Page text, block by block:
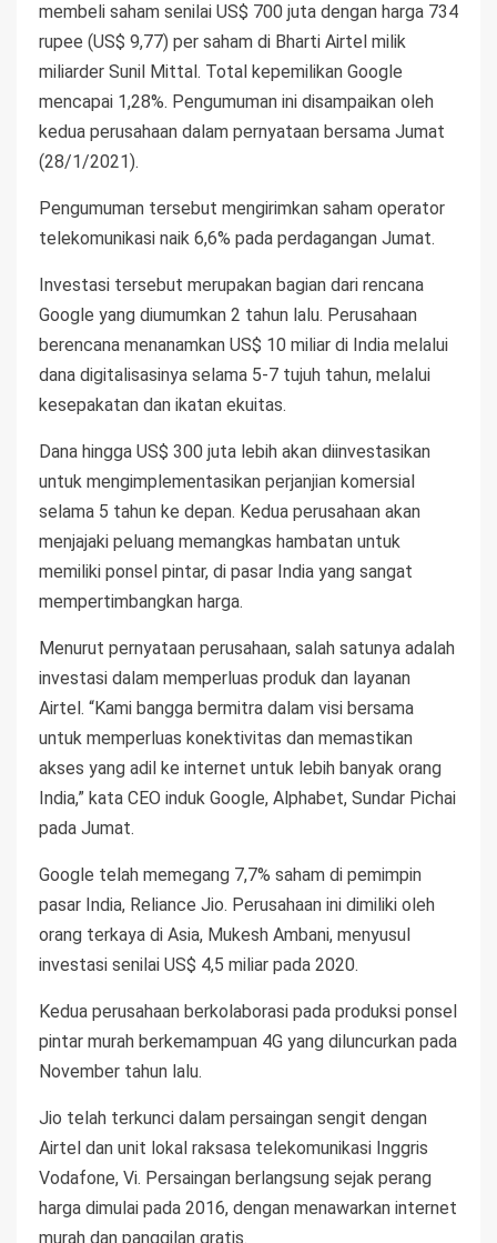
membeli saham senilai US$ 700 juta dengan harga 734
rupee (US$ 9,77) per saham di Bharti Airtel milik
miliarder Sunil Mittal. Total kepemilikan Google
mencapai 1,28%. Pengumuman ini disampaikan oleh
kedua perusahaan dalam pernyataan bersama Jumat
(28/1/2021).
Pengumuman tersebut mengirimkan saham operator
telekomunikasi naik 6,6% pada perdagangan Jumat.
Investasi tersebut merupakan bagian dari rencana
Google yang diumumkan 2 tahun lalu. Perusahaan
berencana menanamkan US$ 10 miliar di India melalui
dana digitalisasinya selama 5-7 tujuh tahun, melalui
kesepakatan dan ikatan ekuitas.
Dana hingga US$ 300 juta lebih akan diinvestasikan
untuk mengimplementasikan perjanjian komersial
selama 5 tahun ke depan. Kedua perusahaan akan
menjajaki peluang memangkas hambatan untuk
memiliki ponsel pintar, di pasar India yang sangat
mempertimbangkan harga.
Menurut pernyataan perusahaan, salah satunya adalah
investasi dalam memperluas produk dan layanan
Airtel. “Kami bangga bermitra dalam visi bersama
untuk memperluas konektivitas dan memastikan
akses yang adil ke internet untuk lebih banyak orang
India,” kata CEO induk Google, Alphabet, Sundar Pichai
pada Jumat.
Google telah memegang 7,7% saham di pemimpin
pasar India, Reliance Jio. Perusahaan ini dimiliki oleh
orang terkaya di Asia, Mukesh Ambani, menyusul
investasi senilai US$ 4,5 miliar pada 2020.
Kedua perusahaan berkolaborasi pada produksi ponsel
pintar murah berkemampuan 4G yang diluncurkan pada
November tahun lalu.
Jio telah terkunci dalam persaingan sengit dengan
Airtel dan unit lokal raksasa telekomunikasi Inggris
Vodafone, Vi. Persaingan berlangsung sejak perang
harga dimulai pada 2016, dengan menawarkan internet
murah dan panggilan gratis.